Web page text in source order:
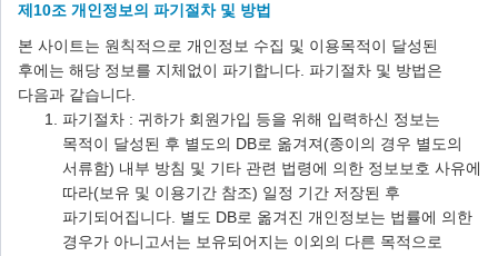
제10조 개인정보의 파기절차 및 방법
본 사이트는 원칙적으로 개인정보 수집 및 이용목적이 달성된
후에는 해당 정보를 지체없이 파기합니다. 파기절차 및 방법은
다음과 같습니다.
파기절차 : 귀하가 회원가입 등을 위해 입력하신 정보는
목적이 달성된 후 별도의 DB로 옮겨져(종이의 경우 별도의
서류함) 내부 방침 및 기타 관련 법령에 의한 정보보호 사유에
따라(보유 및 이용기간 참조) 일정 기간 저장된 후
파기되어집니다. 별도 DB로 옮겨진 개인정보는 법률에 의한
경우가 아니고서는 보유되어지는 이외의 다른 목적으로